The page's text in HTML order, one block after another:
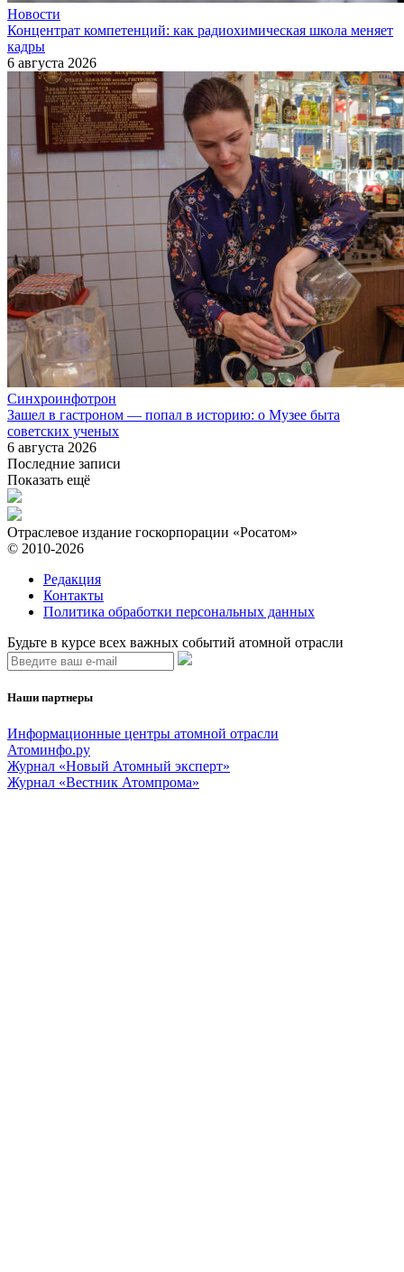
Новости
Концентрат компетенций: как радиохимическая школа меняет
кадры
6 августа 2026
Синхроинфотрон
Зашел в гастроном — попал в историю: о Музее быта
советских ученых
6 августа 2026
Последние записи
Показать ещё
Отраслевое издание госкорпорации «Росатом»
© 2010-2026
Редакция
Контакты
Политика обработки персональных данных
Будьте в курсе всех важных событий атомной отрасли
Наши партнеры
Информационные центры атомной отрасли
Атоминфо.ру
Журнал «Новый Атомный эксперт»
Журнал «Вестник Атомпрома»